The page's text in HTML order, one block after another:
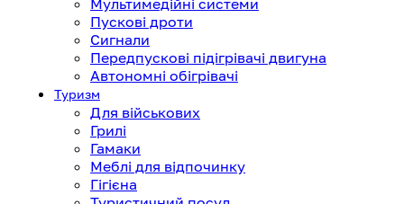
Пускові дроти
Сигнали
Передпускові підігрівачі двигуна
Автономні обігрівачі
Туризм
Для військових
Грилі
Гамаки
Меблі для відпочинку
Гігієна